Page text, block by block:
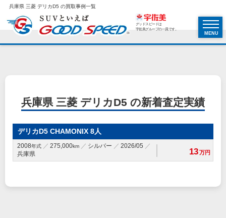
兵庫県 三菱 デリカD5 の買取事例一覧
グッドスピードは
宇佐美グループの一員です。
MENU
兵庫県 三菱 デリカD5 の新着査定実績
デリカD5 CHAMONIX 8人
2008年式 275,000km シルバー
2026/05
兵庫県
13万円